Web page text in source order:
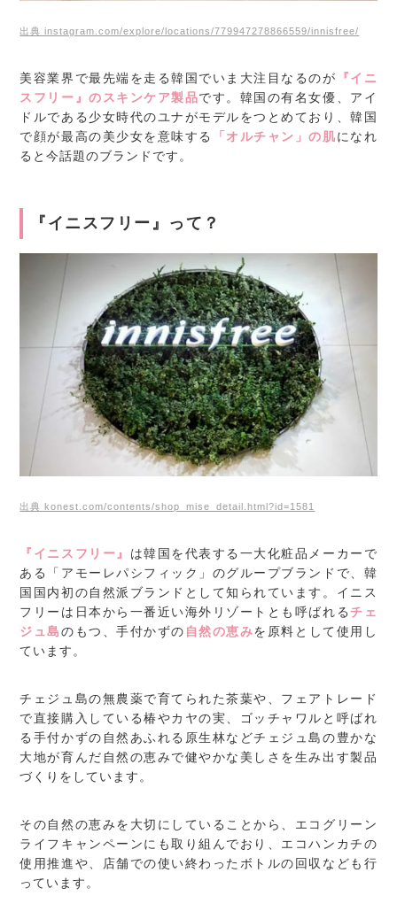
出典 instagram.com/explore/locations/779947278866559/innisfree/
美容業界で最先端を走る韓国でいま大注目なるのが 『イニ
スフリー』のスキンケア製品です。韓国の有名女優、アイ
ドルである少女時代のユナがモデルをつとめており、韓国
で顔が最高の美少女を意味する
「オルチャン」の肌になれ
ると今話題のブランドです。
『イニスフリー』って？
出典 konest.com/contents/shop_mise_detail.html?id=1581
『イニスフリー』 は韓国を代表する一大化粧品メーカーで
ある「アモーレパシフィック」のグループブランドで、韓
国国内初の自然派ブランドとして知られています。イニス
フリーは日本から一番近い海外リゾートとも呼ばれるチェ
ジュ島のもつ、手付かずの 自然の恵みを原料として使用し
ています。
チェジュ島の無農薬で育てられた茶葉や、フェアトレード
で直接購入している椿やカヤの実、ゴッチャワルと呼ばれ
る手付かずの自然あふれる原生林などチェジュ島の豊かな
大地が育んだ自然の恵みで健やかな美しさを生み出す製品
づくりをしています。
その自然の恵みを大切にしていることから、エコグリーン
ライフキャンペーンにも取り組んでおり、エコハンカチの
使用推進や、店舗での使い終わったボトルの回収なども行
っています。